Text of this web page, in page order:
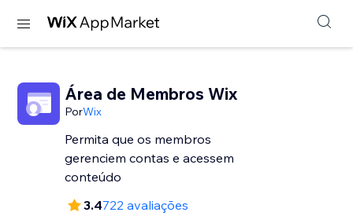
Área de Membros Wix
PorWix
Permita que os membros
gerenciem contas e acessem
conteúdo
3.4722 avaliações